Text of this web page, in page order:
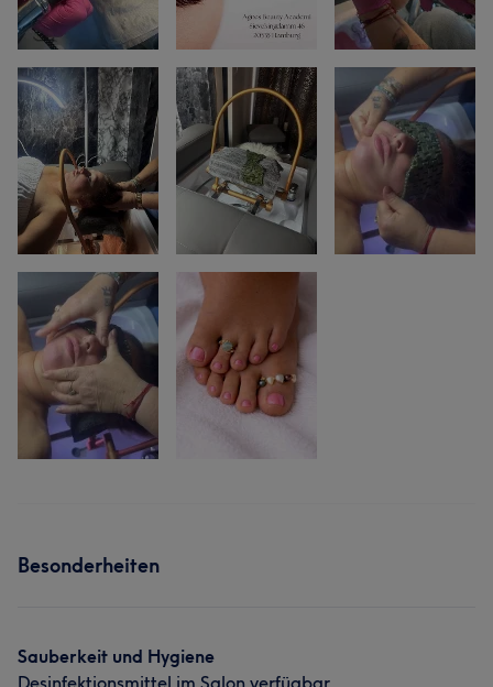
Besonderheiten
Sauberkeit und Hygiene
Desinfektionsmittel im Salon verfügbar